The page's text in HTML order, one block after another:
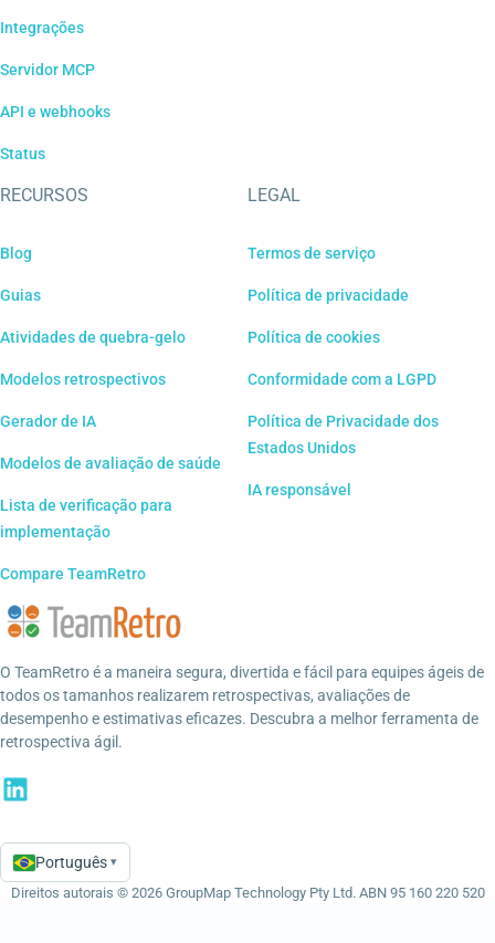
Integrações
Servidor MCP
API e webhooks
Status
RECURSOS
Blog
Guias
Atividades de quebra-gelo
Modelos retrospectivos
Gerador de IA
Modelos de avaliação de saúde
Lista de verificação para
implementação
Compare TeamRetro
LEGAL
Termos de serviço
Política de privacidade
Política de cookies
Conformidade com a LGPD
Política de Privacidade dos
Estados Unidos
IA responsável
O TeamRetro é a maneira segura, divertida e fácil para equipes ágeis de
todos os tamanhos realizarem retrospectivas, avaliações de
desempenho e estimativas eficazes. Descubra a melhor ferramenta de
retrospectiva ágil.
Language
Português ▾
Direitos autorais © 2026 GroupMap Technology Pty Ltd. ABN 95 160 220 520